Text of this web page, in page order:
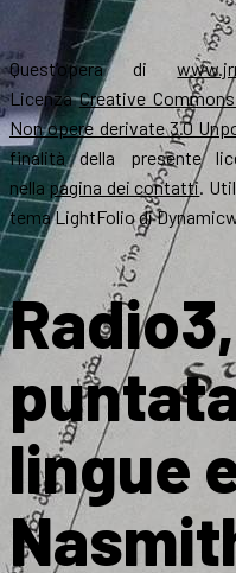
Quest’opera di
LicenzaCreative
Non opere derivate 3.0
finalità della presente
nella pagina dei contatti.
tema LightFolio di
lingue